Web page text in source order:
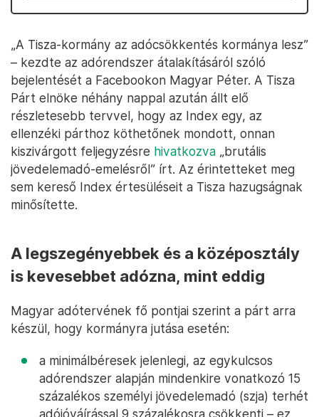
„A Tisza-kormány az adócsökkentés kormánya lesz”
– kezdte az adórendszer átalakításáról szóló
bejelentését a Facebookon Magyar Péter. A Tisza
Párt elnöke néhány nappal azután állt elő
részletesebb tervvel, hogy az Index egy, az
ellenzéki párthoz köthetőnek mondott, onnan
kiszivárgott feljegyzésre hivatkozva „brutális
jövedelemadó-emelésről” írt. Az érintetteket meg
sem kereső Index értesüléseit a Tisza hazugságnak
minősítette.
A legszegényebbek és a középosztály
is kevesebbet adózna, mint eddig
Magyar adótervének fő pontjai szerint a párt arra
készül, hogy kormányra jutása esetén:
a minimálbéresek jelenlegi, az egykulcsos
adórendszer alapján mindenkire vonatkozó 15
százalékos személyi jövedelemadó (szja) terhét
adójóváírással 9 százalékosra csökkenti – ez